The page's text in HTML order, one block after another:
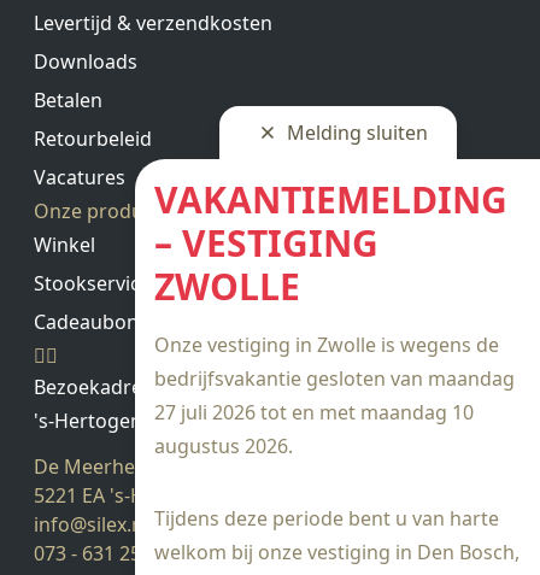
Melding sluiten
VAKANTIEMELDING
– VESTIGING
ZWOLLE
Onze vestiging in Zwolle is wegens de
bedrijfsvakantie gesloten van maandag
27 juli 2026 tot en met maandag 10
augustus 2026.
Tijdens deze periode bent u van harte
welkom bij onze vestiging in Den Bosch,
Levertijd & verzendkosten
Downloads
Betalen
Retourbeleid
Vacatures
Onze producten
Winkel
Stookservice
Cadeaubon saldo
Bezoekadres
's-Hertogenbosch
De Meerheuvel 21
5221 EA 's-Hertogenbosch
info@silex.nl
073 - 631 25 28